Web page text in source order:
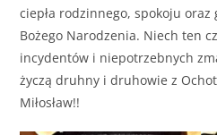
ciepła rodzinnego, spokoju oraz
Bożego Narodzenia. Niech ten
incydentów i niepotrzebnych
życzą druhny i druhowie z
Miłosław!!